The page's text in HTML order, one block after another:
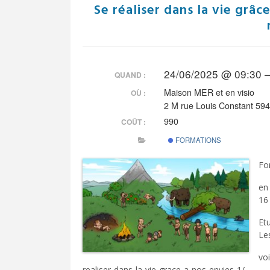
Se réaliser dans la vie
QUAND : 24/06/2025 @ 09:30
OÙ :
Maison MER et en visio
2 M rue Louis Constant
COÛT : 990
FORMATIONS